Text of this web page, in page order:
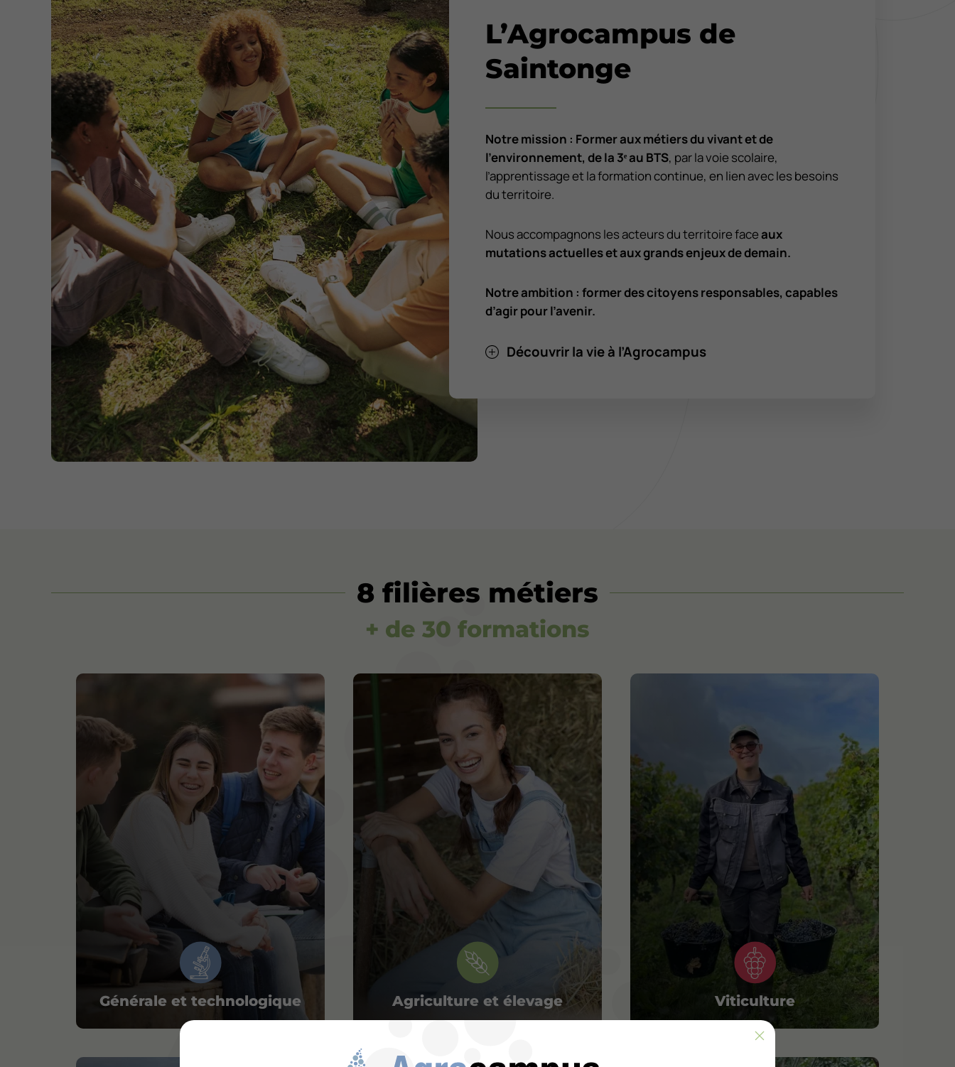
L’Agrocampus de
Saintonge
Notre mission : Former aux métiers du vivant et de
l’environnement, de la 3ᵉau BTS, par la voie scolaire,
l’apprentissage et la formation continue, en lien avec les besoins
du territoire.
Nous accompagnons les acteurs du territoire faceaux
mutations actuelles et aux grands enjeux de demain.
Notre ambition : former des citoyens responsables, capables
d’agir pour l’avenir.
Découvrir la vie à l’Agrocampus
8 filières métiers
+ de 30 formations
Générale et technologique Agriculture et élevage Viticulture